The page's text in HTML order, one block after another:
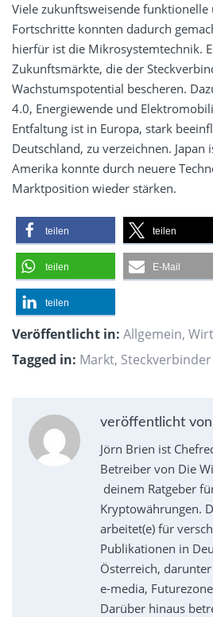
Viele zukunftsweisende funktionelle
Fortschritte konnten dadurch
hierfür ist die Mikrosystemtechnik.
Zukunftsmärkte, die der
Wachstumspotential bescheren.
4.0, Energiewende und
Entfaltung ist in Europa, stark
Deutschland, zu verzeichnen.
Amerika konnte durch neuere
Marktposition wieder stärken.
teilen teilen
teilen E-Mail
teilen
Veröffentlicht in: Allgemein,
Tagged in: Markt, Steckverbinder
veröffentlicht von
Jörn Brien ist
Betreiber von Die
deinem Ratgeber
Kryptowährungen.
arbeitet(e) für
Publikationen in
Österreich,
e-media,
Darüber hinaus